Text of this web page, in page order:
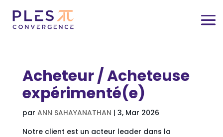
Acheteur / Acheteuse
expérimenté(e)
par ANN SAHAYANATHAN | 3, Mar 2026
Notre client est un acteur leader dans la